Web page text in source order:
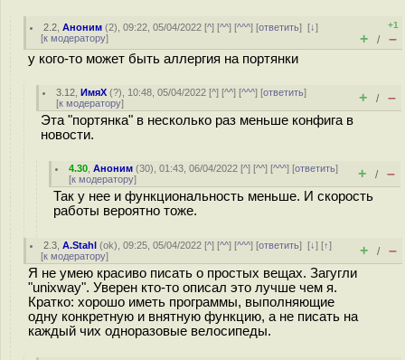
2.2 ,Аноним (2), 09:22, 05/04/2022 [^] [^^] [^^^] [ответить][↓]
[к модератору]
+1
+ / –
у кого-то может быть аллергия на портянки
3.12 ,ИмяХ (?), 10:48, 05/04/2022 [^] [^^] [^^^] [ответить]
[к модератору] + / –
Эта "портянка" в несколько раз меньше конфига в
новости.
4.30 ,Аноним (30), 01:43, 06/04/2022 [^] [^^] [^^^] [ответить]
[к модератору] + / –
Так у нее и функциональность меньше. И скорость
работы вероятно тоже.
2.3 ,A.Stahl (ok), 09:25, 05/04/2022 [^] [^^] [^^^] [ответить][↓] [↑]
[к модератору] + / –
Я не умею красиво писать о простых вещах. Загугли
"unixway". Уверен кто-то описал это лучше чем я.
Кратко: хорошо иметь программы, выполняющие
одну конкретную и внятную функцию, а не писать на
каждый чих одноразовые велосипеды.